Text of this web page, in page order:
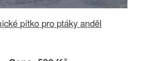
pítko pro ptáky anděl